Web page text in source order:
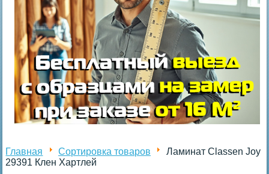
Главная Сортировка товаров
Ламинат Classen Joy
29391 Клен Хартлей